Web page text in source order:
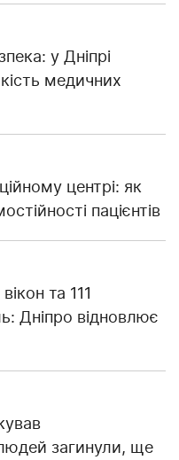
у Дніпрі
медичних
центрі: як
пацієнтів
та 111
Дніпро відновлює
загинули, ще